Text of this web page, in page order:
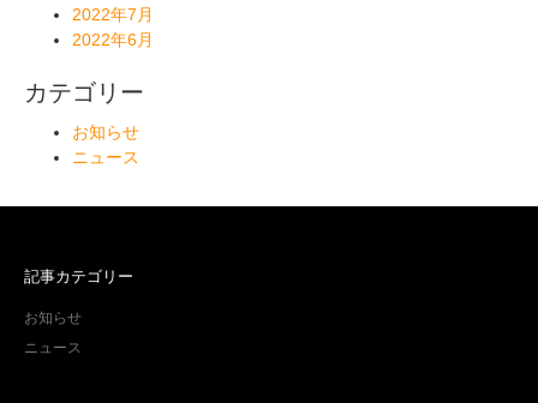
2022年7月
2022年6月
カテゴリー
お知らせ
ニュース
記事カテゴリー
お知らせ
ニュース